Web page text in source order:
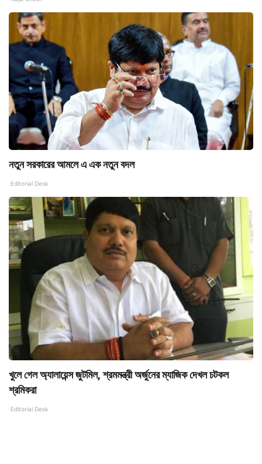
নতুন সরকারের আমলে এ এক নতুন বদল
Editorial Desk
খুলে গেল অ্যালায়েন্স জুটমিল, শ্রমমন্ত্রী অর্জুনের ম্যাজিক দেখল চটকল
শ্রমিকরা
Editorial Desk